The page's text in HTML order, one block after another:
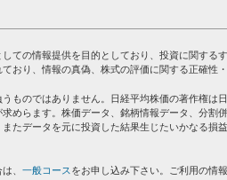
ての情報提供を目的としており、投資に関する
り、情報の真偽、株式の評価に関する正確性
のではありません。日経平均株価の著作権は
らます。株価データ、銘柄情報データ、分割
データを元に投資した結果生じたいかなる損
、 一般コース をお申し込み下さい。ご利用の情